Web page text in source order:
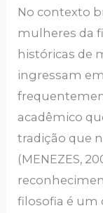
No contexto
mulheres da
históricas de
ingressam
acadêmico
tradição que
(MENEZES,
filosofia é